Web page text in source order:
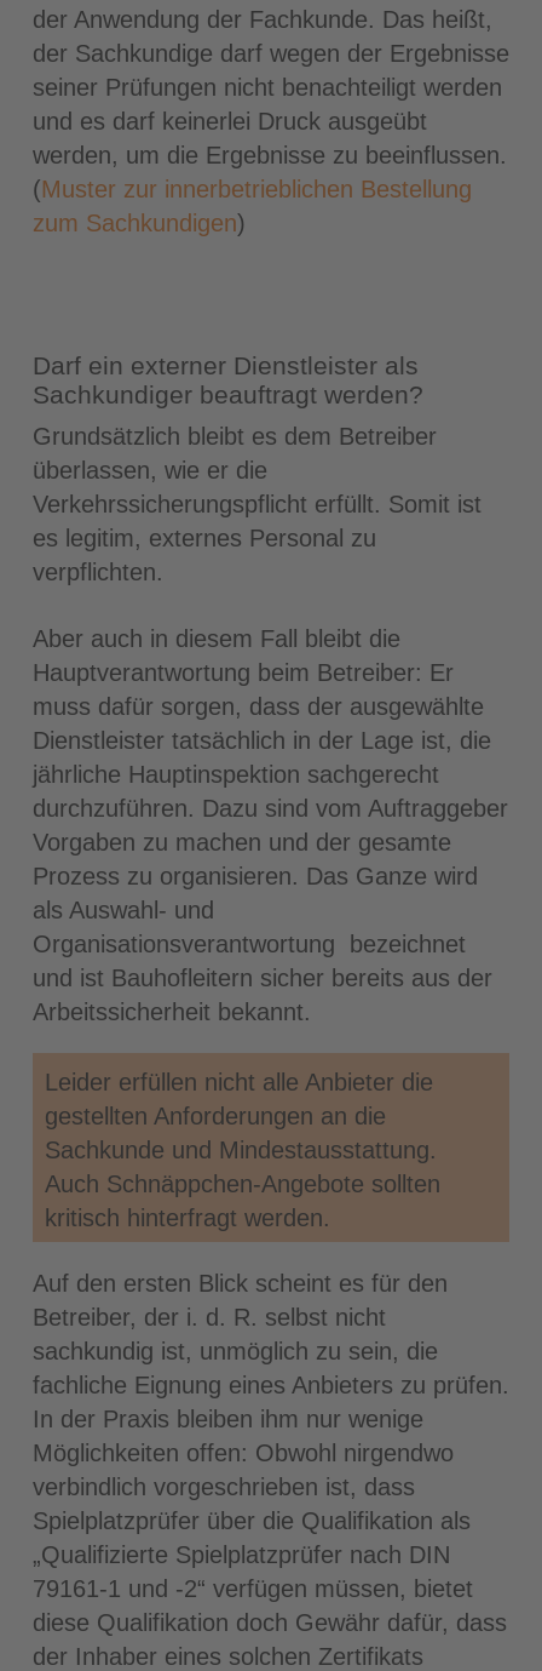
der Anwendung der Fachkunde. Das heißt,
der Sachkundige darf wegen der Ergebnisse
seiner Prüfungen nicht benachteiligt werden
und es darf keinerlei Druck ausgeübt
werden, um die Ergebnisse zu beeinflussen.
(Muster zur innerbetrieblichen Bestellung
zum Sachkundigen)
Darf ein externer Dienstleister als
Sachkundiger beauftragt werden?
Grundsätzlich bleibt es dem Betreiber
überlassen, wie er die
Verkehrssicherungspflicht erfüllt. Somit ist
es legitim, externes Personal zu
verpflichten.
Aber auch in diesem Fall bleibt die
Hauptverantwortung beim Betreiber: Er
muss dafür sorgen, dass der ausgewählte
Dienstleister tatsächlich in der Lage ist, die
jährliche Hauptinspektion sachgerecht
durchzuführen. Dazu sind vom Auftraggeber
Vorgaben zu machen und der gesamte
Prozess zu organisieren. Das Ganze wird
als Auswahl- und
Organisationsverantwortung bezeichnet
und ist Bauhofleitern sicher bereits aus der
Arbeitssicherheit bekannt.
Leider erfüllen nicht alle Anbieter die
gestellten Anforderungen an die
Sachkunde und Mindestausstattung.
Auch Schnäppchen-Angebote sollten
kritisch hinterfragt werden.
Auf den ersten Blick scheint es für den
Betreiber, der i. d. R. selbst nicht
sachkundig ist, unmöglich zu sein, die
fachliche Eignung eines Anbieters zu prüfen.
In der Praxis bleiben ihm nur wenige
Möglichkeiten offen: Obwohl nirgendwo
verbindlich vorgeschrieben ist, dass
Spielplatzprüfer über die Qualifikation als
„Qualifizierte Spielplatzprüfer nach DIN
79161-1 und -2“ verfügen müssen, bietet
diese Qualifikation doch Gewähr dafür, dass
der Inhaber eines solchen Zertifikats